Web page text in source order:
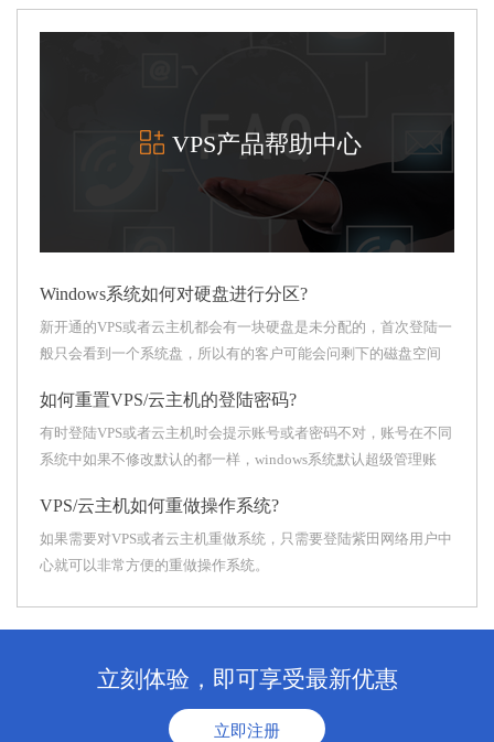
VPS产品帮助中心
Windows系统如何对硬盘进行分区?
新开通的VPS或者云主机都会有一块硬盘是未分配的，首次登陆一
般只会看到一个系统盘，所以有的客户可能会问剩下的磁盘空间
如何重置VPS/云主机的登陆密码?
有时登陆VPS或者云主机时会提示账号或者密码不对，账号在不同
系统中如果不修改默认的都一样，windows系统默认超级管理账
VPS/云主机如何重做操作系统?
如果需要对VPS或者云主机重做系统，只需要登陆紫田网络用户中
心就可以非常方便的重做操作系统。
立刻体验，即可享受最新优惠
立即注册